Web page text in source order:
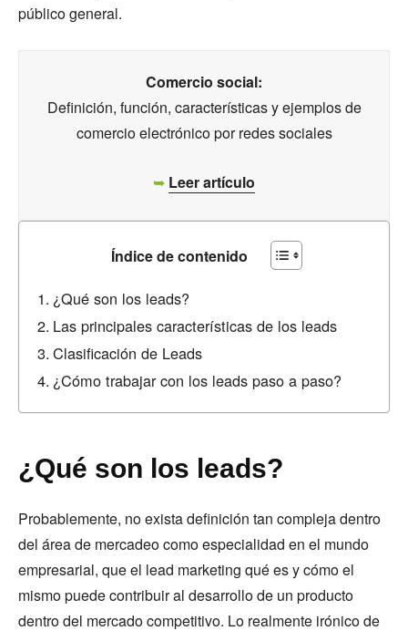
público general.
Comercio social:
Definición, función, características y ejemplos de
comercio electrónico por redes sociales
➥ Leer artículo
Índice de contenido
¿Qué son los leads?
Las principales características de los leads
Clasificación de Leads
¿Cómo trabajar con los leads paso a paso?
¿Qué son los leads?
Probablemente, no exista definición tan compleja dentro
del área de mercadeo como especialidad en el mundo
empresarial, que el lead marketing qué es y cómo el
mismo puede contribuir al desarrollo de un producto
dentro del mercado competitivo. Lo realmente irónico de